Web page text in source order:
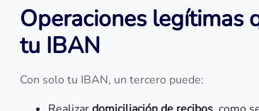
Operaciones legítimas
tu IBAN
Con solo tu IBAN, un tercero puede: